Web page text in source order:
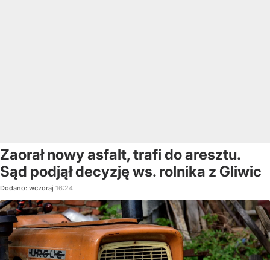
Zaorał nowy asfalt, trafi do aresztu.
Sąd podjął decyzję ws. rolnika z Gliwic
Dodano: wczoraj 16:24